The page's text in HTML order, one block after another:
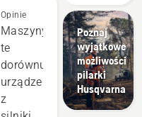
Opinie
Maszyny
te
dorównują
urządzeniom
z
koszeniem
Poznaj
wyjątkowe
możliwości
pilarki
Husqvarna